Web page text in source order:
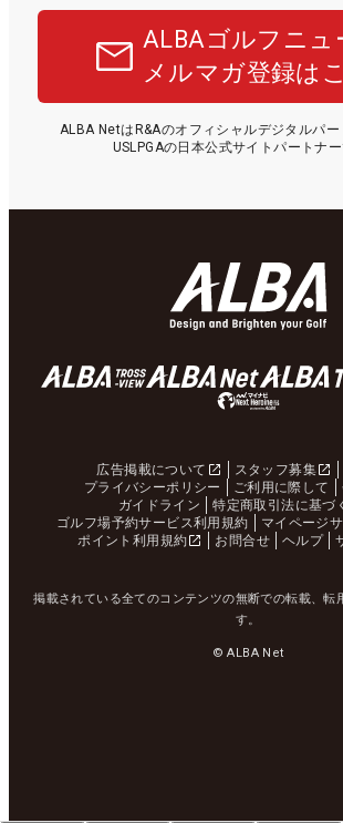
ALBAゴルフニュ
メルマガ登録は
ALBA NetはR&Aのオフィシャルデジタルパ
USLPGAの日本公式サイトパートナー
広告掲載について スタッフ募集
プライバシーポリシー
ご利用に際して
ガイドライン
特定商取引法に基づ
ゴルフ場予約サービス利用規約
マイページ
ポイント利用規約
お問合せ ヘルプ
掲載されている全てのコンテンツの無断での転載、転
す。
© ALBA Net